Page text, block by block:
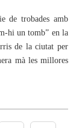
de trobades amb
hi un tomb” en la
de la ciutat per
mà les millores